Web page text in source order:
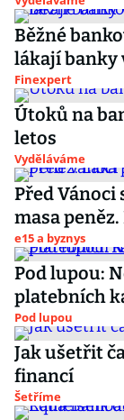
Běžné
lákají banky
Finexpert
Útoků na
letos
Vyděláváme
Před Vánoci
masa
e15 a byznys
Pod lupou:
platebních
Pod lupou
Jak ušetřit
financí
Šetříme